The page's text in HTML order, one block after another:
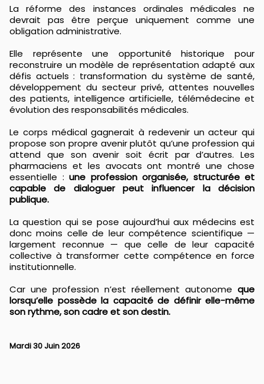
La réforme des instances ordinales médicales ne
devrait pas être perçue uniquement comme une
obligation administrative.
Elle représente une opportunité historique pour
reconstruire un modèle de représentation adapté aux
défis actuels : transformation du système de santé,
développement du secteur privé, attentes nouvelles
des patients, intelligence artificielle, télémédecine et
évolution des responsabilités médicales.
Le corps médical gagnerait à redevenir un acteur qui
propose son propre avenir plutôt qu’une profession qui
attend que son avenir soit écrit par d’autres. Les
pharmaciens et les avocats ont montré une chose
essentielle : une profession organisée, structurée et
capable de dialoguer peut influencer la décision
publique.
La question qui se pose aujourd’hui aux médecins est
donc moins celle de leur compétence scientifique —
largement reconnue — que celle de leur capacité
collective à transformer cette compétence en force
institutionnelle.
Car une profession n’est réellement autonome que
lorsqu’elle possède la capacité de définir elle-même
son rythme, son cadre et son destin.
Mardi 30 Juin 2026